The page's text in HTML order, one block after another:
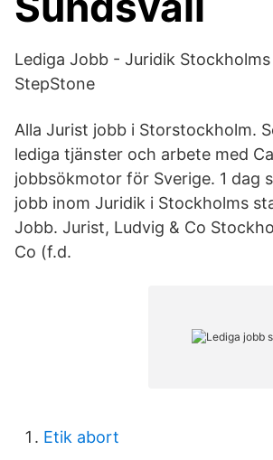
Lediga Jobb - Juridik
StepStone
Alla Jurist jobb i Storstockholm.
lediga tjänster och arbete med
jobbsökmotor för Sverige. 1 dag
jobb inom Juridik i Stockholms
Jobb. Jurist, Ludvig & Co
Co (f.d.
Etik abort